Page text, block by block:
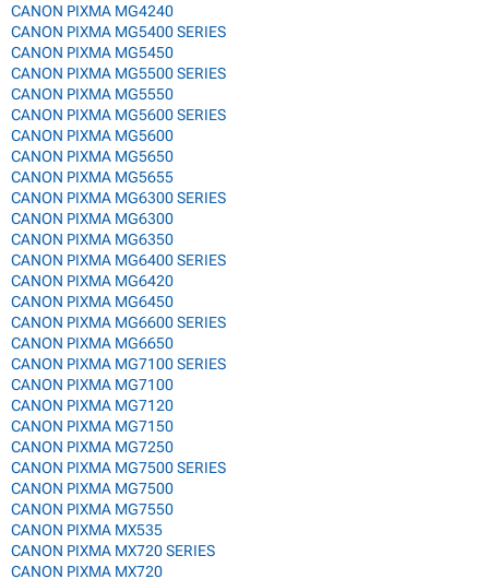
CANON PIXMA MG4240
CANON PIXMA MG5400 SERIES
CANON PIXMA MG5450
CANON PIXMA MG5500 SERIES
CANON PIXMA MG5550
CANON PIXMA MG5600 SERIES
CANON PIXMA MG5600
CANON PIXMA MG5650
CANON PIXMA MG5655
CANON PIXMA MG6300 SERIES
CANON PIXMA MG6300
CANON PIXMA MG6350
CANON PIXMA MG6400 SERIES
CANON PIXMA MG6420
CANON PIXMA MG6450
CANON PIXMA MG6600 SERIES
CANON PIXMA MG6650
CANON PIXMA MG7100 SERIES
CANON PIXMA MG7100
CANON PIXMA MG7120
CANON PIXMA MG7150
CANON PIXMA MG7250
CANON PIXMA MG7500 SERIES
CANON PIXMA MG7500
CANON PIXMA MG7550
CANON PIXMA MX535
CANON PIXMA MX720 SERIES
CANON PIXMA MX720